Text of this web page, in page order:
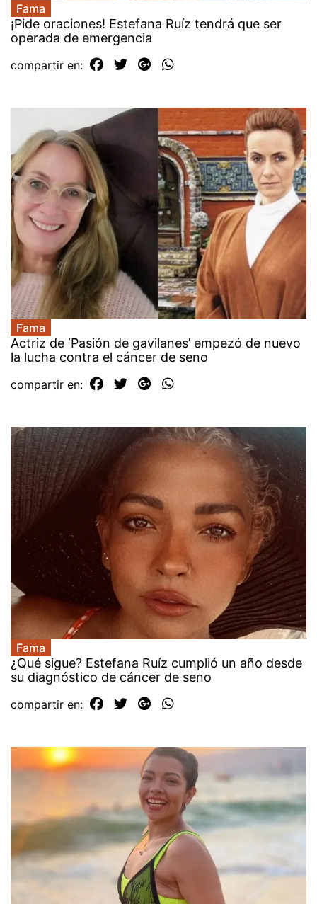
Fama
¡Pide oraciones! Estefana Ruíz tendrá que ser
operada de emergencia
compartir en:
Fama
Actriz de ‘Pasión de gavilanes’ empezó de nuevo
la lucha contra el cáncer de seno
compartir en:
Fama
¿Qué sigue? Estefana Ruíz cumplió un año desde
su diagnóstico de cáncer de seno
compartir en: